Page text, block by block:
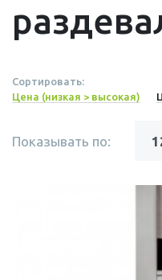
Сортировать:
Цена (низкая > высокая)
Показывать по: